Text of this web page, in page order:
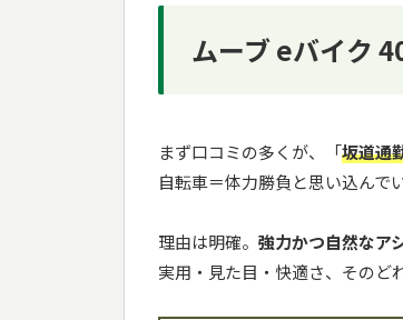
ムーブ eバイク
まず口コミの多くが、「坂道通
自転車＝体力勝負と思い込んで
理由は明確。 強力かつ自然なア
実用・見た目・快適さ、そのど